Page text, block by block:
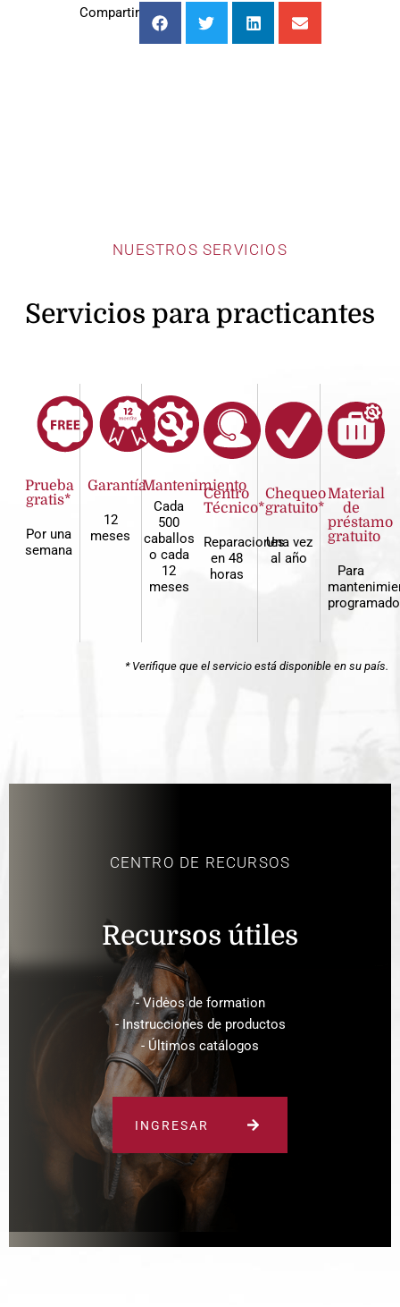
Compartir
NUESTROS SERVICIOS
Servicios para practicantes
Prueba
gratis*
Por una
semana
Garantía
12
meses
Mantenimiento
Cada
500
caballos
o cada
12
meses
Centro
Técnico*
Reparaciones
en 48
horas
Chequeo
gratuito*
Una vez
al año
Material
de
préstamo
gratuito
Para
programado
* Verifique que el servicio está disponible en su país.
CENTRO DE RECURSOS
Recursos útiles
- Vidėos de formation
- Instrucciones de productos
- Últimos catálogos
INGRESAR